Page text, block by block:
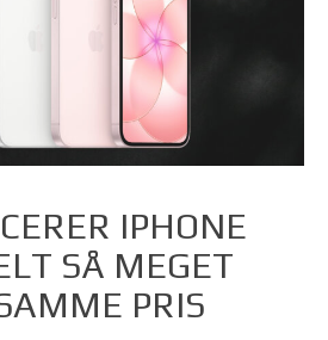
IPHONE
SÅ MEGET
PRIS